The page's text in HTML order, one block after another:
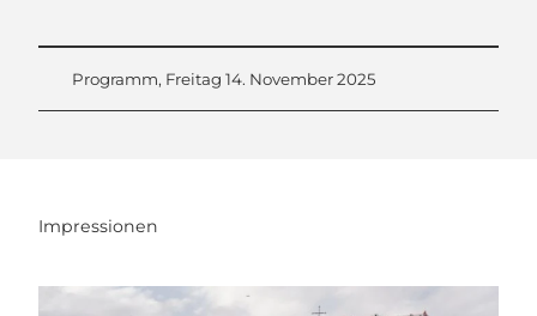
Programm, Freitag 14. November 2025
Impressionen